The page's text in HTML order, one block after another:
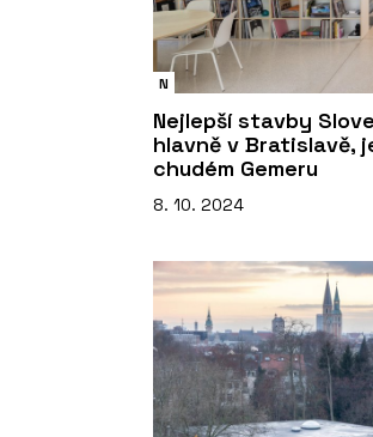
N
Nejlepší stavby
hlavně v Bratislavě,
chudém Gemeru
8. 10. 2024